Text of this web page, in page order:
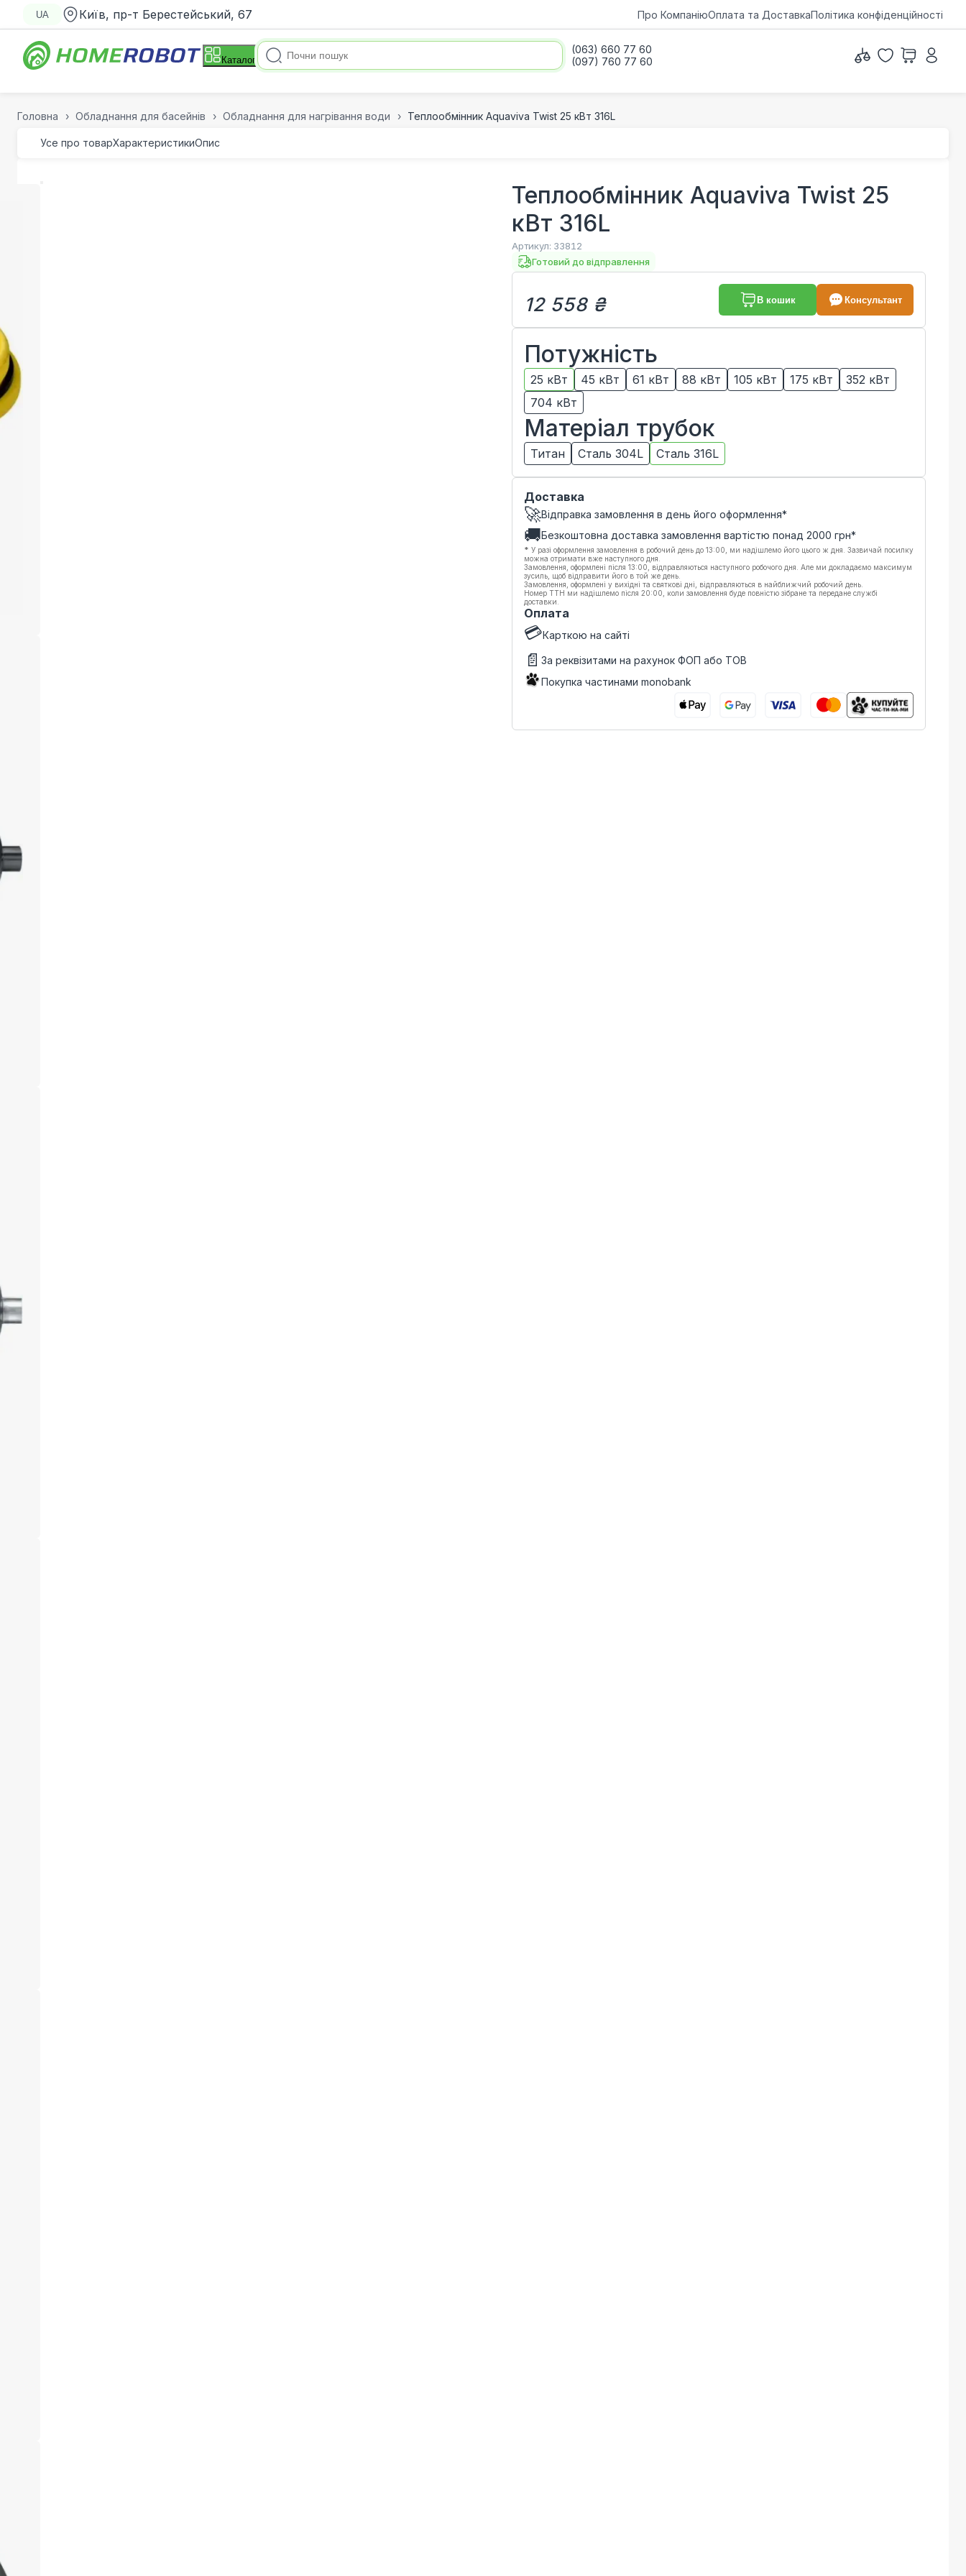
UA Київ, пр-т Берестейський, 67 Про КомпаніюОплата та ДоставкаПолітика конфіденційності
Каталог
(063) 660 77 60
(097) 760 77 60
Головна Обладнання для басейнів Обладнання для нагрівання води Теплообмінник Aquaviva Twist 25 кВт 316L
Усе про товарХарактеристикиОпис
Теплообмінник Aquaviva Twist 25
кВт 316L
Артикул: 33812
Готовий до відправлення
12 558 ₴ В кошик Консультант
Потужність
25 кВт 45 кВт 61 кВт 88 кВт 105 кВт 175 кВт
352 кВт
704 кВт
Матеріал трубок
Титан Сталь 304L Сталь 316L
Доставка
🚀Відправка замовлення в день його оформлення*
🚚Безкоштовна доставка замовлення вартістю понад 2000 грн*
* У разі оформлення замовлення в робочий день до 13:00, ми надішлемо його цього ж дня. Зазвичай посилку
можна отримати вже наступного дня.
Замовлення, оформлені після 13:00, відправляються наступного робочого дня. Але ми докладаємо максимум
зусиль, щоб відправити його в той же день.
Замовлення, оформлені у вихідні та святкові дні, відправляються в найближчий робочий день.
Номер ТТН ми надішлемо після 20:00, коли замовлення буде повністю зібране та передане службі
доставки.
Оплата
💳Карткою на сайті
📄 За реквізитами на рахунок ФОП або ТОВ
Покупка частинами monobank